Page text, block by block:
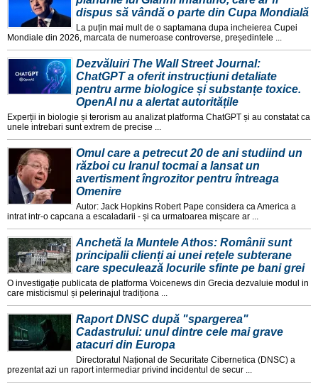
dispus să vândă o parte din Cupa Mondială
La puțin mai mult de o saptamana dupa incheierea Cupei
Mondiale din 2026, marcata de numeroase controverse, președintele ...
Dezvăluiri The Wall Street Journal:
ChatGPT a oferit instrucțiuni detaliate
pentru arme biologice și substanțe toxice.
OpenAI nu a alertat autoritățile
Experții in biologie și terorism au analizat platforma ChatGPT și au constatat ca
unele intrebari sunt extrem de precise ...
Omul care a petrecut 20 de ani studiind un
război cu Iranul tocmai a lansat un
avertisment îngrozitor pentru întreaga
Omenire
Autor: Jack Hopkins Robert Pape considera ca America a
intrat intr-o capcana a escaladarii - și ca urmatoarea mișcare ar ...
Anchetă la Muntele Athos: Românii sunt
principalii clienți ai unei rețele subterane
care speculează locurile sfinte pe bani grei
O investigație publicata de platforma Voicenews din Grecia dezvaluie modul in
care misticismul și pelerinajul tradiționa ...
Raport DNSC după "spargerea"
Cadastrului: unul dintre cele mai grave
atacuri din Europa
Directoratul Național de Securitate Cibernetica (DNSC) a
prezentat azi un raport intermediar privind incidentul de secur ...